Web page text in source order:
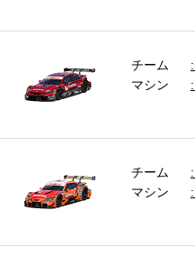
チーム
マシン
チーム
マシン